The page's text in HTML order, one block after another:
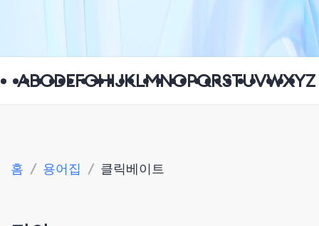
ABCDEFGHIJKLMNOPQRSTUVWXYZ
홈 / 용어집 / 클릭베이트